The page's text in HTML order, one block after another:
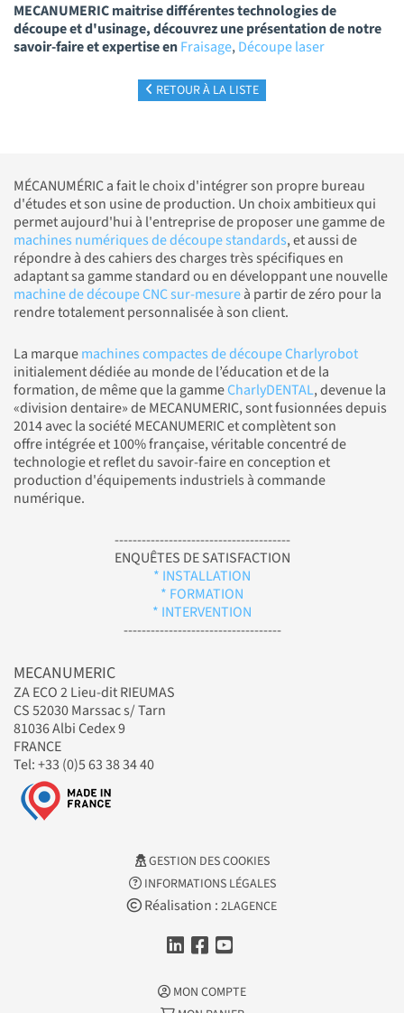
MECANUMERIC maitrise différentes technologies de
découpe et d'usinage, découvrez une présentation de notre
savoir-faire et expertise enFraisage,Découpe laser
RETOUR À LA LISTE
MÉCANUMÉRIC a fait le choix d'intégrer son propre bureau
d'études et son usine de production. Un choix ambitieux qui
permet aujourd'hui à l'entreprise de proposer une gamme de
machines numériques de découpe standards, et aussi de
répondre à des cahiers des charges très spécifiques en
adaptant sa gamme standard ou en développant une nouvelle
machine de découpe CNC sur-mesureà partir de zéro pour la
rendre totalement personnalisée à son client.
La marquemachines compactes de découpe Charlyrobot
initialement dédiée au monde de l’éducation et de la
formation, de même que la gammeCharlyDENTAL, devenue la
«division dentaire» de MECANUMERIC, sont fusionnées depuis
2014 avec la société MECANUMERIC et complètent son
offre intégrée et 100% française, véritable concentré de
technologie et reflet du savoir-faire en conception et
production d'équipements industriels à commande
numérique.
---------------------------------------
ENQUÊTES DE SATISFACTION
* INSTALLATION
* FORMATION
* INTERVENTION
-----------------------------------
MECANUMERIC
ZA ECO 2 Lieu-dit RIEUMAS
CS 52030 Marssac s/ Tarn
81036 Albi Cedex 9
FRANCE
Tel: +33 (0)5 63 38 34 40
GESTION DES COOKIES
INFORMATIONS LÉGALES
Réalisation : 2LAGENCE
MON COMPTE